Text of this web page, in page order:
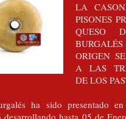
LA
PISONES
QUESO
ORIGEN
A LAS
DE LOS
ha sido presentado
desarrollando hasta 05 de